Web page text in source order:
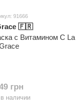
91666
🇫🇷
с Витамином С La
грн
наличии